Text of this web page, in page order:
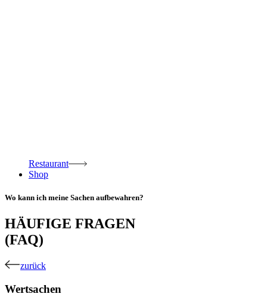
Restaurant
Shop
Wo kann ich meine Sachen aufbewahren?
HÄUFIGE FRAGEN
(FAQ)
zurück
Wertsachen